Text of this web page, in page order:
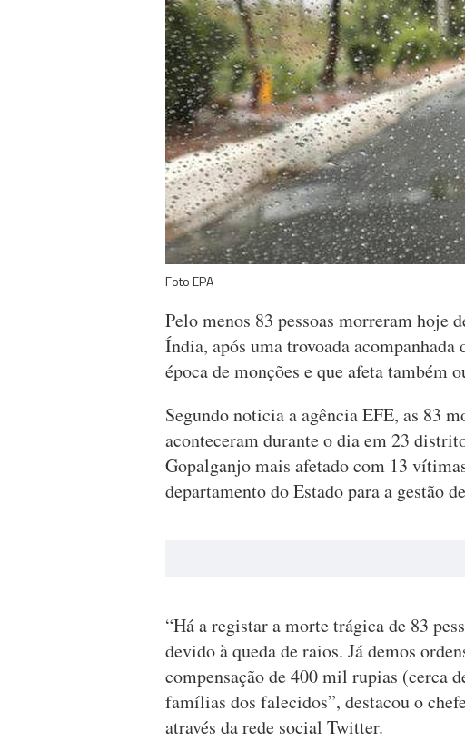
Foto EPA
Pelo menos 83 pessoas morreram hoje
Índia, após uma trovoada
época de monções e que afeta também
Segundo noticia a agência EFE, as 83
aconteceram durante o dia em 23
Gopalganjo mais afetado com 13
departamento do Estado para a gestão
“Há a registar a morte trágica de 83
devido à queda de raios. Já demos
compensação de 400 mil rupias (cerca
famílias dos falecidos”, destacou o
através da rede social Twitter.